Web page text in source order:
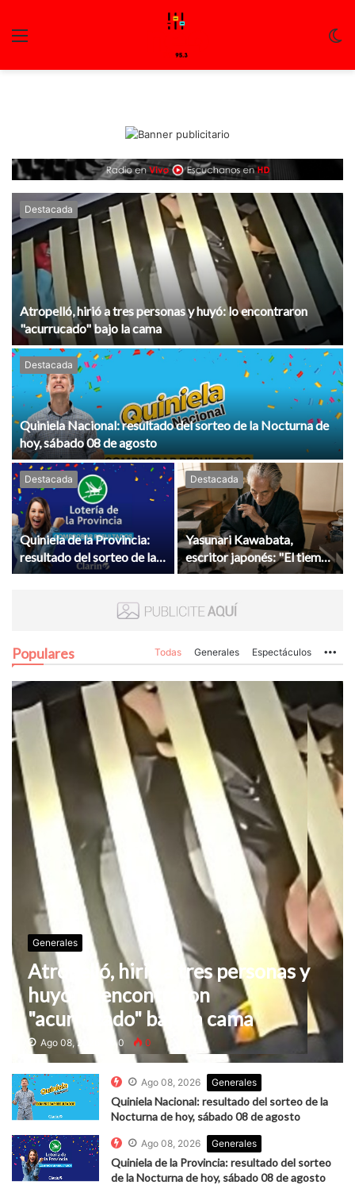
Destacada
Atropelló, hirió a tres personas y huyó: lo encontraron
"acurrucado" bajo la cama
Destacada
Quiniela Nacional: resultado del sorteo de la Nocturna de
hoy, sábado 08 de agosto
Destacada
Quiniela de la Provincia:
resultado del sorteo de la
Nocturna de hoy, sábado
Destacada
Yasunari Kawabata,
escritor japonés: "El tiempo
pasa, pero los recuerdos
Populares Todas Generales Espectáculos
Generales
Atropelló, hirió a tres personas y
huyó: lo encontraron
"acurrucado" bajo la cama
Ago 08, 2026 0 0
Ago 08, 2026 Generales
Quiniela Nacional: resultado del sorteo de la
Nocturna de hoy, sábado 08 de agosto
Ago 08, 2026 Generales
Quiniela de la Provincia: resultado del sorteo
de la Nocturna de hoy, sábado 08 de agosto